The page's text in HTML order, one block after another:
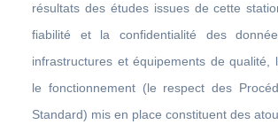
résultats des études issues de cette
fiabilité et la confidentialité des
infrastructures et équipements de qualité,
le fonctionnement (le respect des
Standard) mis en place constituent des